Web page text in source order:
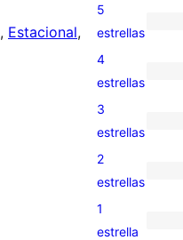
, Estacional
0
valoraciones
de
5
estrellas
1
valoración
de
4
estrellas
0
valoraciones
de
3
estrellas
0
valoraciones
de
2
estrellas
0
1
estrella